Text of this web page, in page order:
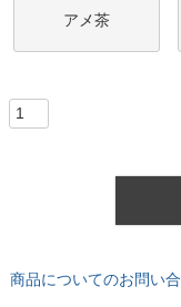
アメ茶
商品についてのお問い